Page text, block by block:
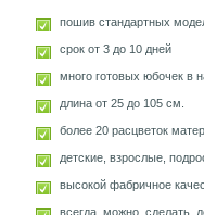
пошив стандартных
срок от 3 до 10 дней
много готовых юбочек в
длина от 25 до 105 см.
более 20 расцветок
детские, взрослые,
высокой фабричное
всегда можно сделать